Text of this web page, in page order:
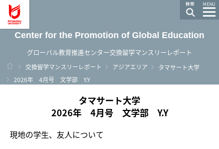
MENU
Center for the Promotion of Global Education
グローバル教育推進センター交換留学マンスリーレポート
ホーム
交換留学マンスリーレポート アジアエリア
タマサート大学
2026年 4月号 文学部 Y.Y
タマサート大学
2026年 4月号 文学部 Y.Y
現地の学生、友人について